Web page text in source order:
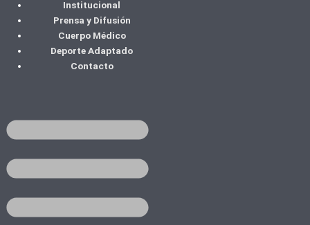
contenido
Institucional
Prensa y Difusión
Cuerpo Médico
Deporte Adaptado
Contacto